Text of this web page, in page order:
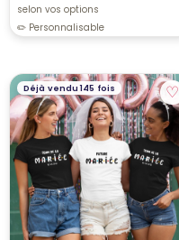
selon vos options
Déjà vendu 145 fois ♡